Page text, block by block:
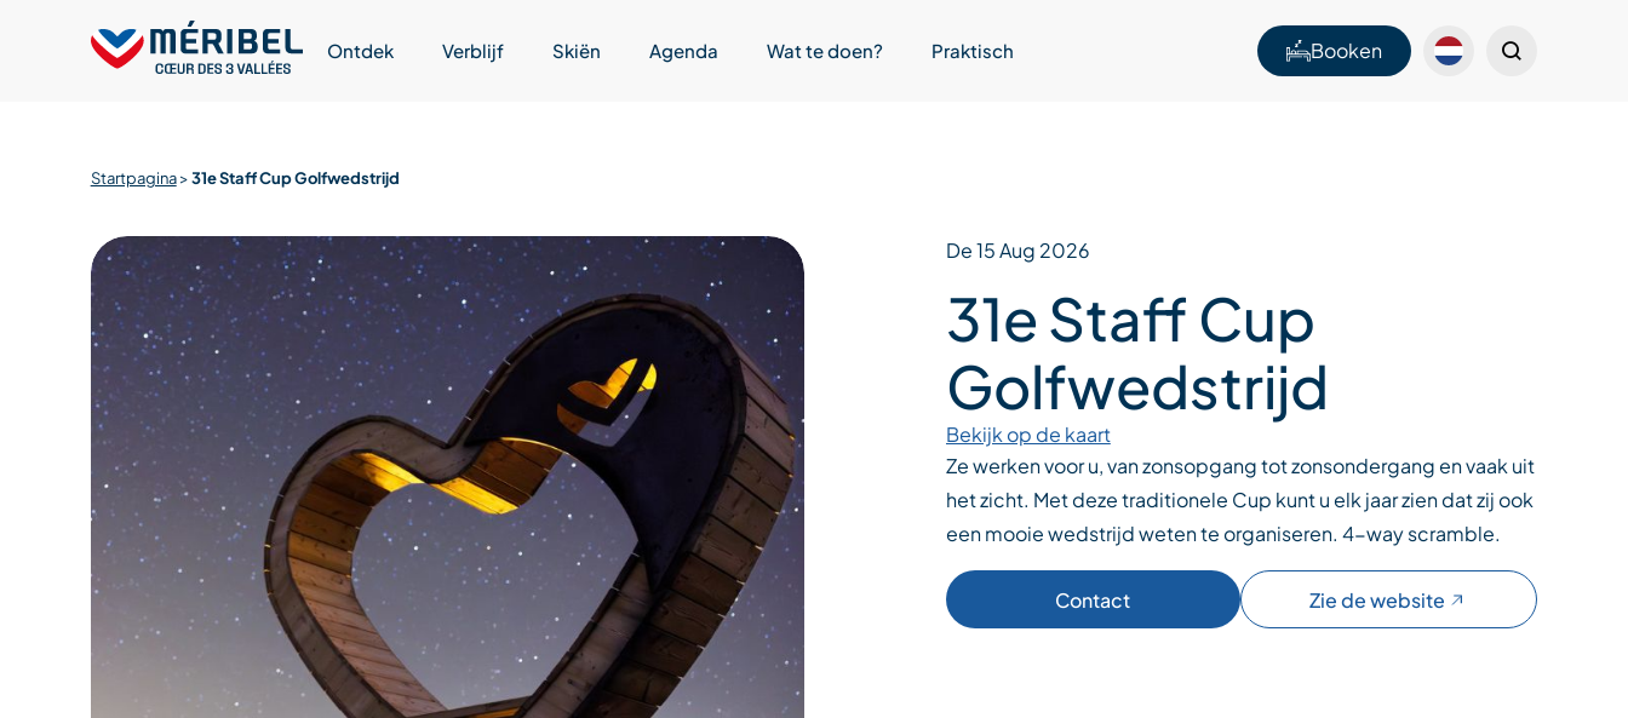
Ontdek Verblijf Skiën Agenda Wat te doen? Praktisch Booken
Startpagina>31e Staff Cup Golfwedstrijd
De 15 Aug 2026
31e Staff Cup
Golfwedstrijd
Bekijk op de kaart
Ze werken voor u, van zonsopgang tot zonsondergang en vaak uit
het zicht. Met deze traditionele Cup kunt u elk jaar zien dat zij ook
een mooie wedstrijd weten te organiseren. 4-way scramble.
Contact Zie de website